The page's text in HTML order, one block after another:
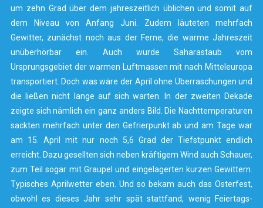
um zehn Grad über dem jahreszeitlich üblichen und somit auf
dem Niveau von Anfang Juni. Zudem läuteten mehrfach
Gewitter, zunächst noch aus der Ferne, die warme Jahreszeit
unüberhörbar ein. Auch wurde Saharastaub vom
Ursprungsgebiet der warmen Luftmassen mit nach Mitteleuropa
transportiert. Doch was wäre der April ohne Überraschungen und
die ließen nicht lange auf sich warten. In der zweiten Dekade
zeigte sich nämlich ein ganz anders Bild. Die Nachttemperaturen
sackten mehrfach unter den Gefrierpunkt ab und am Tage war
am 15. April mit nur noch 5,6 Grad der Tiefstpunkt endlich
erreicht. Dazu gesellten sich neben kräftigem Wind auch Schauer,
zum Teil sogar mit Graupel und eingelagerten kurzen Gewittern.
Typisches Aprilwetter eben. Und so bekam auch das Osterfest,
obwohl es dieses Jahr sehr spät stattfand, wenig Feiertags-